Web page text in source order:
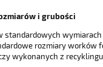
i grubości
standardowych
rozmiary worków
wykonanych z